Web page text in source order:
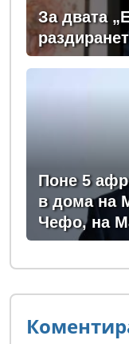
За двата
Поне 5
в дома на
Чефо, на
Христо